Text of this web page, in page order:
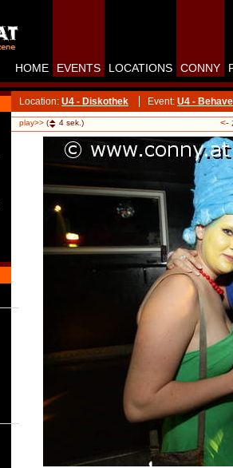
HOME EVENTS LOCATIONS CONNY
Location: U4 - Diskothek Event: U4 -
play>> ( 4 sek.) <-